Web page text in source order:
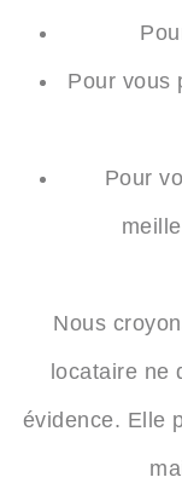
Pour vous
Pour
Nous
locataire ne
évidence. Elle